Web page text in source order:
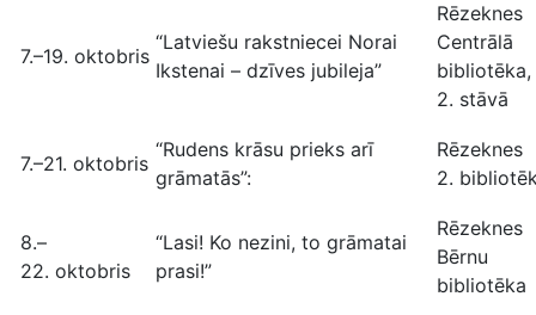
7.–19. oktobris
“Latviešu rakstniecei Norai
Ikstenai – dzīves jubileja”
Rēzeknes
Centrālā
bibliotēka,
2. stāvā
7.–21. oktobris
“Rudens krāsu prieks arī
grāmatās”:
Rēzeknes
2.
8.–
22. oktobris
“Lasi! Ko nezini, to grāmatai
prasi!”
Rēzeknes
Bērnu
bibliotēka